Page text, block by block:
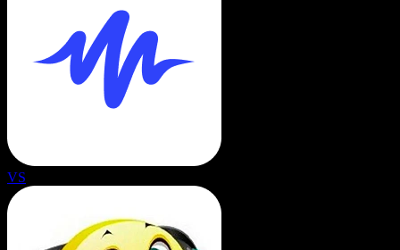
VS